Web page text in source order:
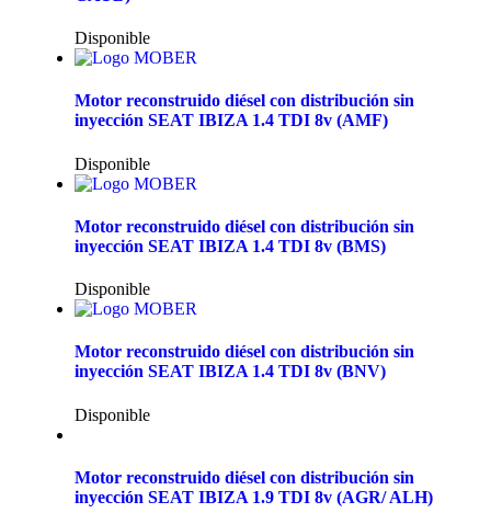
Disponible
Motor reconstruido diésel con distribución sin
inyección SEAT IBIZA 1.4 TDI 8v (AMF)
Disponible
Motor reconstruido diésel con distribución sin
inyección SEAT IBIZA 1.4 TDI 8v (BMS)
Disponible
Motor reconstruido diésel con distribución sin
inyección SEAT IBIZA 1.4 TDI 8v (BNV)
Disponible
Motor reconstruido diésel con distribución sin
inyección SEAT IBIZA 1.9 TDI 8v (AGR/ ALH)